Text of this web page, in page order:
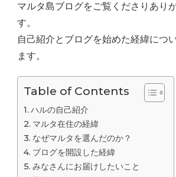
マルタ島ブログをご覧くださりあり
す。
自己紹介とブログを始めた経緯につ
ます。
Table of Contents
ハルの自己紹介
マルタ在住の経緯
なぜマルタを選んだのか？
ブログを開設した経緯
みなさんにお届けしたいこと